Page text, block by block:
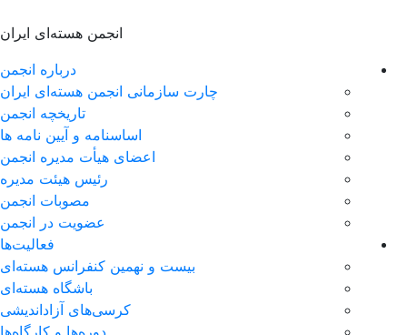
انجمن هسته‌ای ایران
درباره انجمن
چارت سازمانی انجمن هسته‌ای ایران
تاریخچه انجمن
اساسنامه و آیین نامه ها
اعضای هیأت مدیره انجمن
رئیس هیئت مدیره
مصوبات انجمن
عضویت در انجمن
فعالیت‌ها
بیست و نهمین کنفرانس هسته‌ای
باشگاه هسته‌ای
کرسی‌های آزاداندیشی
دوره‌ها و کارگاه‌ها